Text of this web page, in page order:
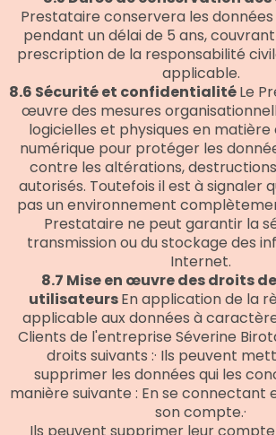
Prestataire conservera les données
pendant un délai de 5 ans,
prescription de la responsabilité
applicable.
8.6 Sécurité et confidentialitéLe
œuvre des mesures
logicielles et physiques en matière
numérique pour protéger les
contre les altérations,
autorisés. Toutefois il est à signaler
pas un environnement
Prestataire ne peut garantir la
transmission ou du stockage des
Internet.
8.7 Mise en œuvre des droits
utilisateursEn application de la
applicable aux données à
Clients de l'entreprise Séverine
droits suivants :· Ils peuvent
supprimer les données qui les
manière suivante : En se connectant
son compte.·
Ils peuvent supprimer leur